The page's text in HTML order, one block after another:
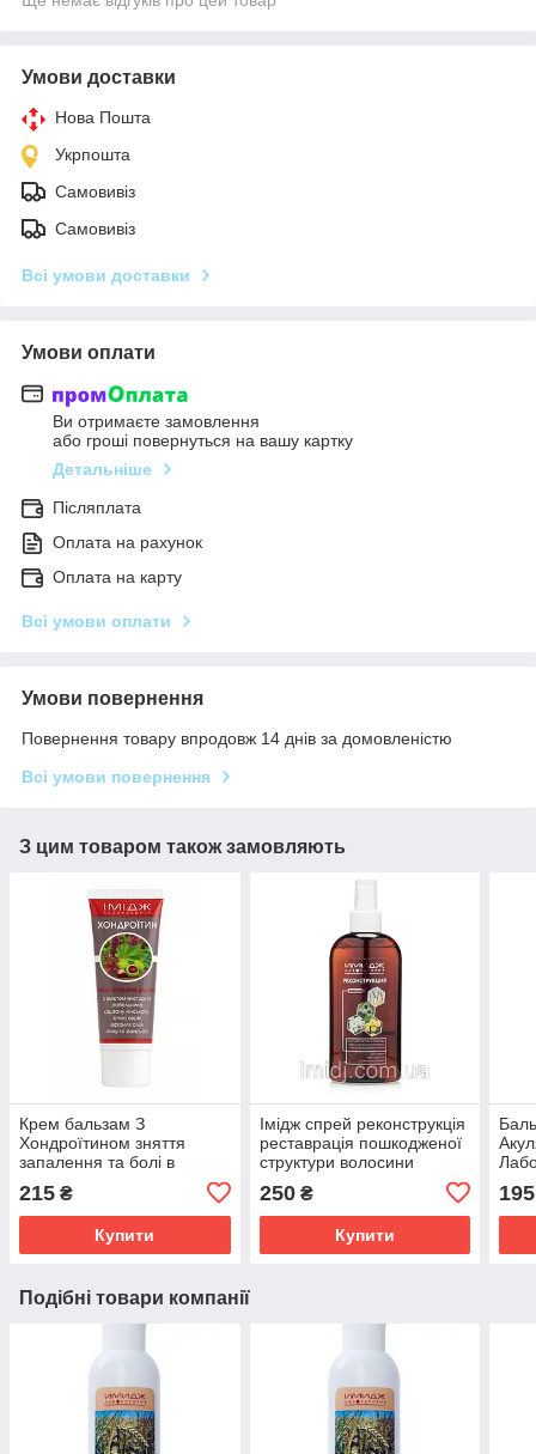
Умови доставки
Нова Пошта
Укрпошта
Самовивіз
Самовивіз
Всі умови доставки
Умови оплати
Ви отримаєте замовлення
або гроші повернуться на вашу картку
Детальніше
Післяплата
Оплата на рахунок
Оплата на карту
Всі умови оплати
Умови повернення
Повернення товару впродовж 14 днів за домовленістю
Всі умови повернення
З цим товаром також замовляють
Крем бальзам З
Хондроїтином зняття
запалення та болі в
суглобах, м'язах і хребті
Імідж Лабораторія
215 ₴
Купити
Імідж спрей реконструкція
реставрація пошкодженої
структури волосини
250₴
Купити
195
Подібні товари компанії